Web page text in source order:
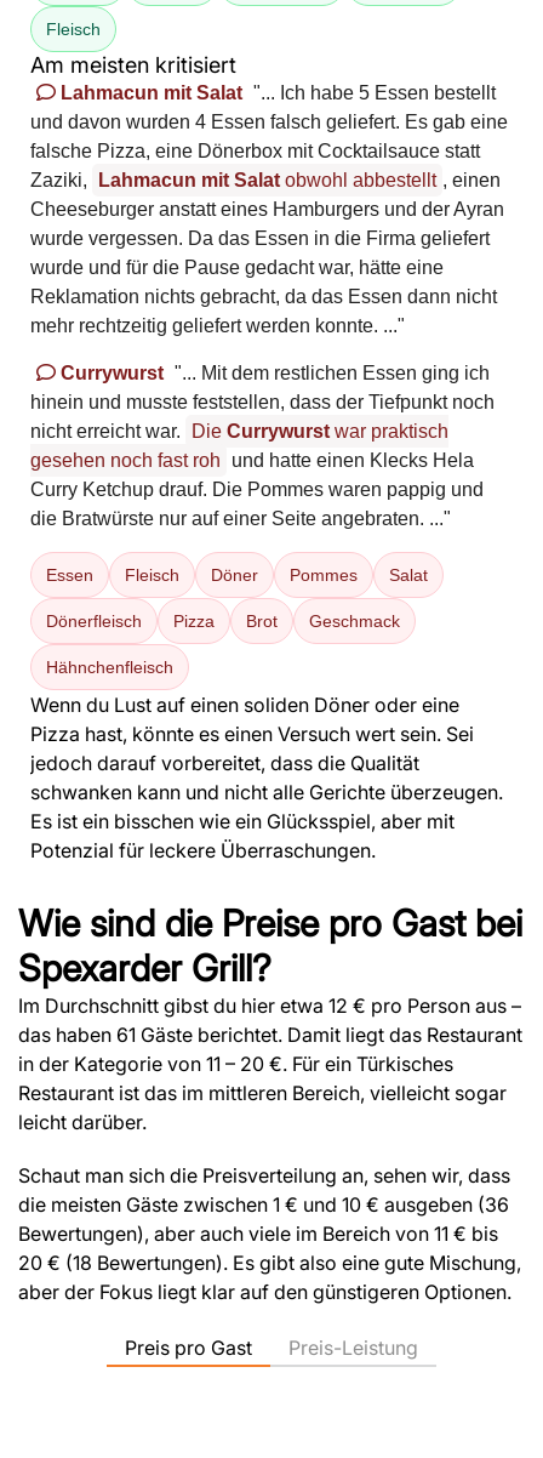
Fleisch
Am meisten kritisiert
Lahmacun mit Salat "... Ich habe 5 Essen bestellt
und davon wurden 4 Essen falsch geliefert. Es gab eine
falsche Pizza, eine Dönerbox mit Cocktailsauce statt
Zaziki,
Lahmacun mit Salat obwohl abbestellt , einen
Cheeseburger anstatt eines Hamburgers und der Ayran
wurde vergessen. Da das Essen in die Firma geliefert
wurde und für die Pause gedacht war, hätte eine
Reklamation nichts gebracht, da das Essen dann nicht
mehr rechtzeitig geliefert werden konnte. ..."
Currywurst "... Mit dem restlichen Essen ging ich
hinein und musste feststellen, dass der Tiefpunkt noch
nicht erreicht war.
Die Currywurst war praktisch
gesehen noch fast roh
und hatte einen Klecks Hela
Curry Ketchup drauf. Die Pommes waren pappig und
die Bratwürste nur auf einer Seite angebraten. ..."
Essen Fleisch Döner Pommes Salat
Dönerfleisch Pizza Brot Geschmack
Hähnchenfleisch
Wenn du Lust auf einen soliden Döner oder eine
Pizza hast, könnte es einen Versuch wert sein. Sei
jedoch darauf vorbereitet, dass die Qualität
schwanken kann und nicht alle Gerichte überzeugen.
Es ist ein bisschen wie ein Glücksspiel, aber mit
Potenzial für leckere Überraschungen.
Wie sind die Preise pro Gast bei
Spexarder Grill?
Im Durchschnitt gibst du hier etwa 12 € pro Person aus –
das haben 61 Gäste berichtet. Damit liegt das Restaurant
in der Kategorie von 11 – 20 €. Für ein Türkisches
Restaurant ist das im mittleren Bereich, vielleicht sogar
leicht darüber.
Schaut man sich die Preisverteilung an, sehen wir, dass
die meisten Gäste zwischen 1 € und 10 € ausgeben (36
Bewertungen), aber auch viele im Bereich von 11 € bis
20 € (18 Bewertungen). Es gibt also eine gute Mischung,
aber der Fokus liegt klar auf den günstigeren Optionen.
Preis pro Gast Preis-Leistung